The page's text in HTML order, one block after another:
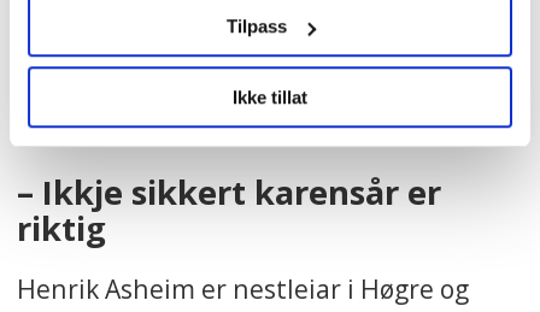
Tilpass
Ikke tillat
Regjeringen har signert en
intensjonsavtale om
framtidens helsepersonell
– Ikkje sikkert karensår er
riktig
Henrik Asheim er nestleiar i Høgre og